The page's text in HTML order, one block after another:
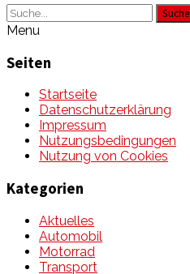
Suche
Menu
Seiten
Startseite
Datenschutzerklärung
Impressum
Nutzungsbedingungen
Nutzung von Cookies
Kategorien
Aktuelles
Automobil
Motorrad
Transport